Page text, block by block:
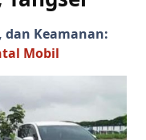
dan Keamanan:
Mobil